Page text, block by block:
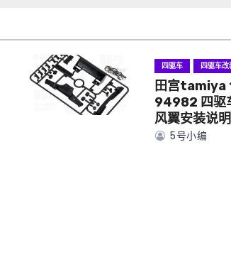
四驱车 四驱车改
田宫tamiya
94982 四驱
风翼安装说
5号小编